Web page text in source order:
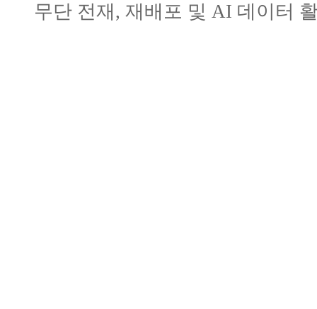
무단 전재, 재배포 및 AI 데이터